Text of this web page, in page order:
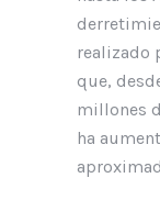
realizado
que,
millones
ha